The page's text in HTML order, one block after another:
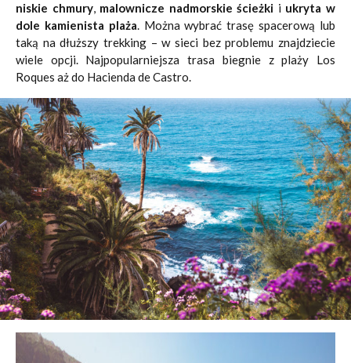
niskie chmury, malownicze nadmorskie ścieżki i ukryta w
dole kamienista plaża. Można wybrać trasę spacerową lub
taką na dłuższy trekking – w sieci bez problemu znajdziecie
wiele opcji. Najpopularniejsza trasa biegnie z plaży Los
Roques aż do Hacienda de Castro.